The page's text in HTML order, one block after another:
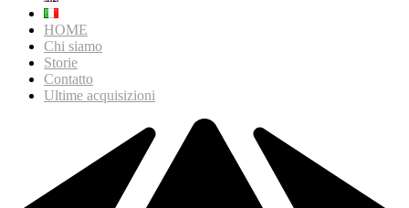
HOME
Chi siamo
Storie
Contatto
Ultime acquisizioni